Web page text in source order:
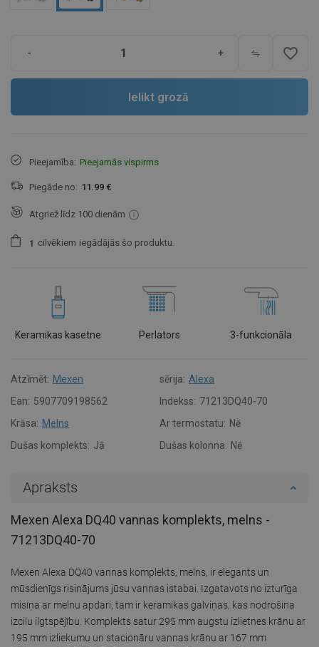
- + favorite_border
Ielikt grozā
Pieejamība: Pieejamās vispirms
Piegāde no: 11.99 €
Atgriež līdz 100 dienām
1 cilvēkiem iegādājās šo produktu.
Keramikas kasetne Perlators 3-funkcionāla
Atzīmēt: Mexen sērija: Alexa
Ean: 5907709198562 Indekss: 71213DQ40-70
Krāsa: Melns Ar termostatu: Nē
Dušas komplekts: Jā Dušas kolonna: Nē
Apraksts
Mexen Alexa DQ40 vannas komplekts, melns -
71213DQ40-70
Mexen Alexa DQ40 vannas komplekts, melns, ir elegants un
mūsdienīgs risinājums jūsu vannas istabai. Izgatavots no izturīga
misiņa ar melnu apdari, tam ir keramikas galviņas, kas nodrošina
izcilu ilgtspējību. Komplekts satur 295 mm augstu izlietnes krānu ar
195 mm izliekumu un stacionāru vannas krānu ar 167 mm